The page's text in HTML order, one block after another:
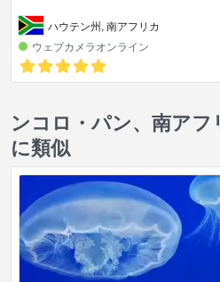
ハウテン州, 南アフリカ
ウェブカメラオンライン
ンコロ・パン、南ア
に類似